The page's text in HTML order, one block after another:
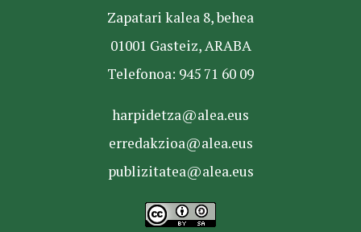
Zapatari kalea 8, behea
01001 Gasteiz, ARABA
Telefonoa: 945 71 60 09
harpidetza@alea.eus
erredakzioa@alea.eus
publizitatea@alea.eus